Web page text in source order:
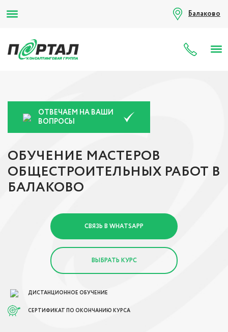
Балаково
8
ОТВЕЧАЕМ НА ВАШИ
ВОПРОСЫ
ОБУЧЕНИЕ МАСТЕРОВ
ОБЩЕСТРОИТЕЛЬНЫХ РАБОТ В
БАЛАКОВО
СВЯЗЬ В WHATSAPP
ВЫБРАТЬ КУРС
ДИСТАНЦИОННОЕ ОБУЧЕНИЕ
СЕРТИФИКАТ ПО ОКОНЧАНИЮ КУРСА